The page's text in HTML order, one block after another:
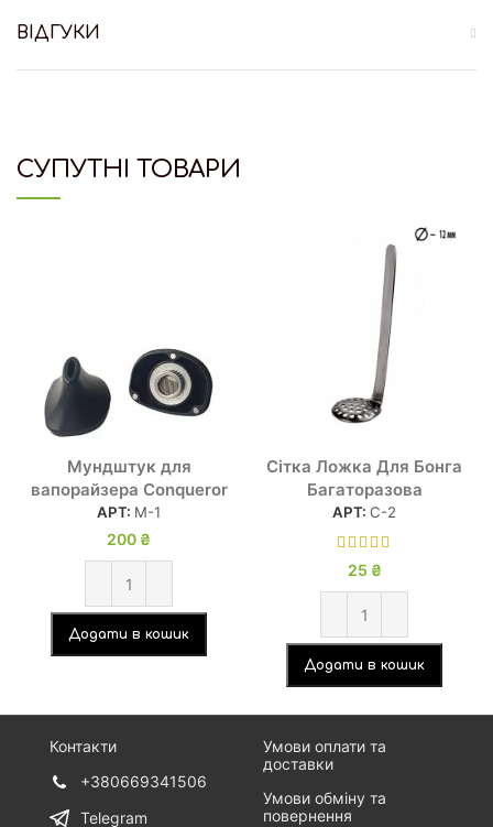
ВІДГУКИ
СУПУТНІ ТОВАРИ
Мундштук для
вапорайзера Conqueror
АРТ: М-1
200 ₴
Додати в кошик
Сітка Ложка Для Бонга
Багаторазова
АРТ: С-2
25 ₴
Додати в кошик
Контакти
+380669341506
Telegram
Умови оплати та
доставки
Умови обміну та
повернення